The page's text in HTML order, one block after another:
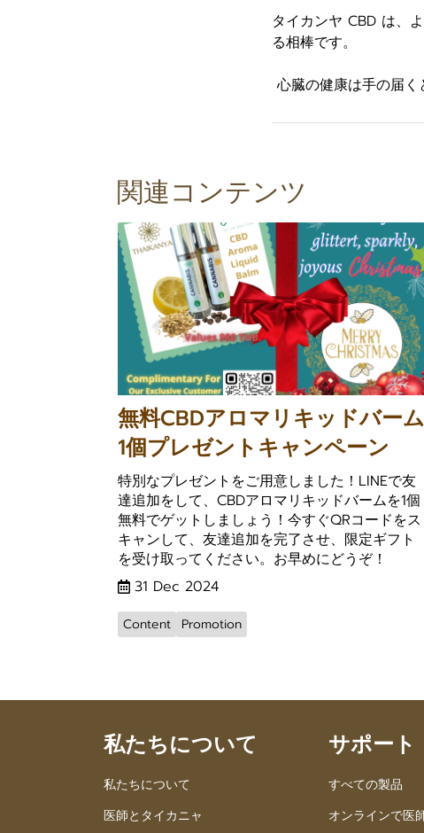
タイカンヤ CBD は、
る相棒です。
心臓の健康は手の届
関連コンテンツ
無料CBDアロマリキッドバーム
1個プレゼントキャンペーン
特別なプレゼントをご用意しました！LINEで友
達追加をして、CBDアロマリキッドバームを1個
無料でゲットしましょう！今すぐQRコードをス
キャンして、友達追加を完了させ、限定ギフト
を受け取ってください。お早めにどうぞ！
31 Dec 2024
Content Promotion
私たちについて
私たちについて
医師とタイカニャ
サポート
すべての製品
オンラインで医